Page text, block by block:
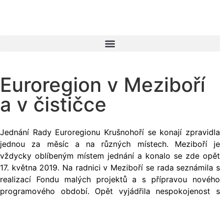
Euroregion v Meziboří
a v čističce
Jednání Rady Euroregionu Krušnohoří se konají zpravidla
jednou za měsíc a na různých místech. Meziboří je
vždycky oblíbeným místem jednání a konalo se zde opět
17. května 2019. Na radnici v Meziboří se rada seznámila s
realizací Fondu malých projektů a s přípravou nového
programového období. Opět vyjádřila nespokojenost s